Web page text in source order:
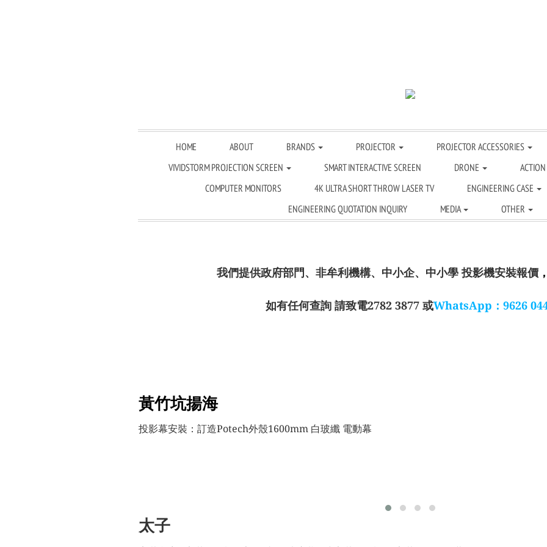
HOME ABOUT BRANDS PROJECTOR
PROJECTOR ACCESSORIES
VIVIDSTORM PROJECTION SCREEN
SMART INTERACTIVE SCREEN DRONE
COMPUTER MONITORS
4K ULTRA SHORT THROW LASER TV
ENGINEERING CASE
ENGINEERING QUOTATION INQUIRY
MEDIA OTHER
我們提供政府部門、非牟利機構、中小企、中小學 投影機安裝報價
如有任何查詢 請致電2782 3877 或WhatsApp：9626
黃竹坑揚海
投影幕安裝 ：訂造Potech外殼1600mm 白玻纖 電動幕
太子